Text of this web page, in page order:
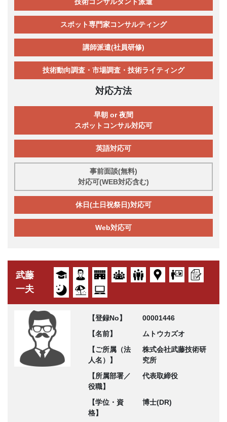
技術コンサルタント派遣
スポット専門家コンサルティング
講師派遣(社員研修)
技術動向調査・市場調査・技術ライティング
対応方法
早朝 or 夜間
スポットコンサル対応可
英語対応可
事前面談(無料)
対応可(WEB対応含む)
休日(土日祝祭日)対応可
Web対応可
武藤
一夫
【登録No】
00001446
【名前】
ムトウカズオ
【ご所属（法
人名）】
株式会社武藤技術研
究所
【所属部署／
役職】
代表取締役
【学位・資
格】
博士(DR)